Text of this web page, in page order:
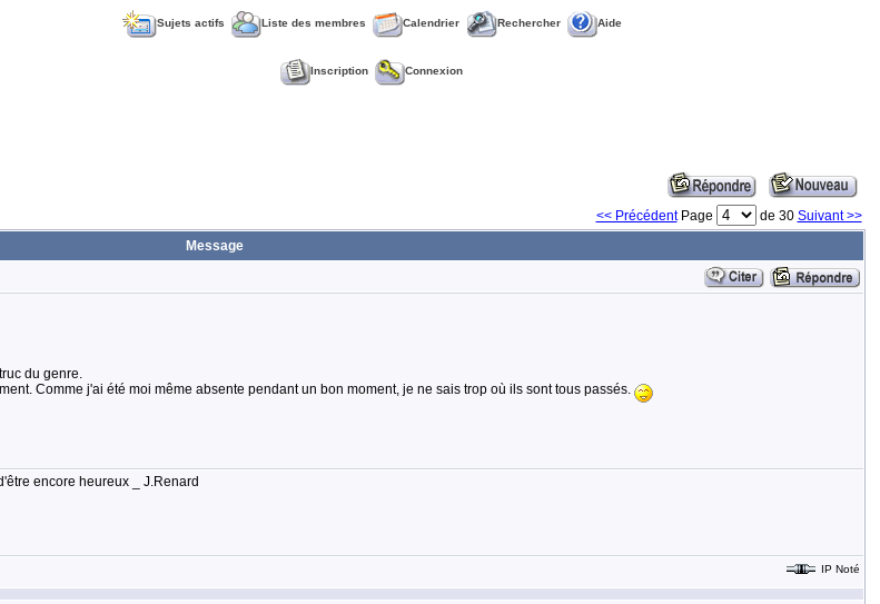
Sujets actifs Liste des membres Calendrier Rechercher Aide
Inscription Connexion
<< PrécédentPage de 30 Suivant >>
Message
du genre.
Comme j'ai été moi même absente pendant un bon moment, je ne sais trop où ils sont tous passés.
encore heureux _ J.Renard
IP Noté